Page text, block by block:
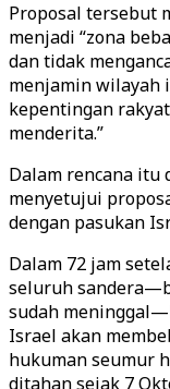
Proposal tersebut
menjadi “zona
dan tidak
menjamin wilayah
kepentingan
menderita.”
Dalam rencana itu
menyetujui
dengan pasukan
Dalam 72 jam
seluruh
sudah
Israel akan
hukuman seumur
ditahan sejak 7